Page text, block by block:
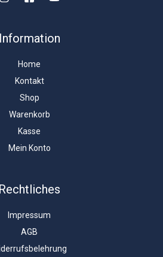
Information
Home
Kontakt
Shop
Warenkorb
Kasse
Mein Konto
Rechtliches
Impressum
AGB